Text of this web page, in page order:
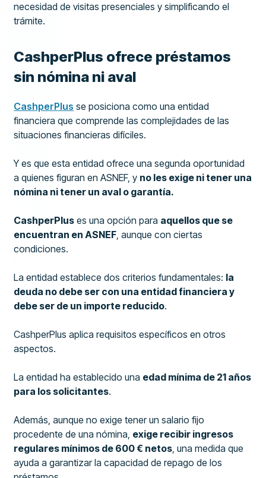
necesidad de visitas presenciales y simplificando el
trámite.
CashperPlus ofrece préstamos
sin nómina ni aval
CashperPlus se posiciona como una entidad
financiera que comprende las complejidades de las
situaciones financieras difíciles.
Y es que esta entidad ofrece una segunda oportunidad
a quienes figuran en ASNEF, y no les exige ni tener una
nómina ni tener un aval o garantía.
CashperPlus es una opción para aquellos que se
encuentran en ASNEF, aunque con ciertas
condiciones.
La entidad establece dos criterios fundamentales: la
deuda no debe ser con una entidad financiera y
debe ser de un importe reducido.
CashperPlus aplica requisitos específicos en otros
aspectos.
La entidad ha establecido una edad mínima de 21 años
para los solicitantes.
Además, aunque no exige tener un salario fijo
procedente de una nómina, exige recibir ingresos
regulares mínimos de 600 € netos, una medida que
ayuda a garantizar la capacidad de repago de los